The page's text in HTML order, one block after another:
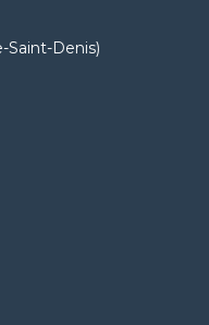
Saint-Denis)